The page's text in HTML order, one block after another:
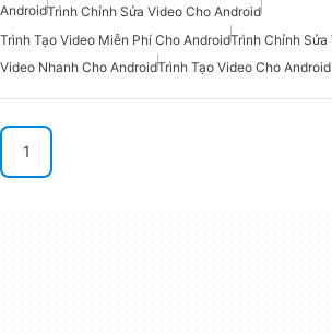
AndroidTrình Chỉnh Sửa Video Cho Android
Trình Tạo Video Miễn Phí Cho Android
Video Nhanh Cho AndroidTrình Tạo Video Cho Android
1